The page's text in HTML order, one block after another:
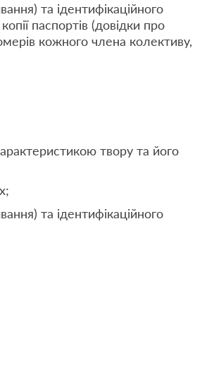
та ідентифікаційного
паспортів (довідки про
кожного члена колективу,
твору та його
та ідентифікаційного